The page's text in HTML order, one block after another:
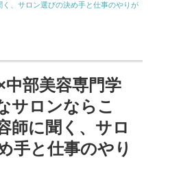
、サロン選びの決め手と仕事のやりが
中部美容専門学
サロンならこ
師に聞く、サロ
手と仕事のやり